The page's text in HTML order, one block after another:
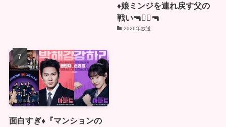
♦️娘ミンジを連れ戻す父の
戦い🔫🏴‍☠🔫
2026年放送
面白すぎ♦️『マンションの